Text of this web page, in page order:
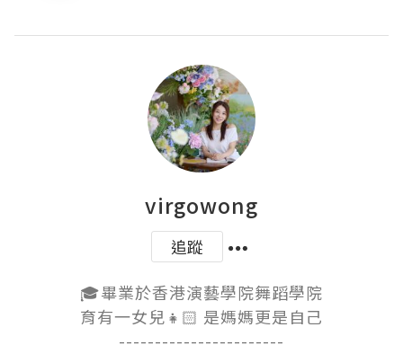
virgowong
追蹤
🎓畢業於香港演藝學院舞蹈學院
育有一女兒👧🏻 是媽媽更是自己
-----------------------